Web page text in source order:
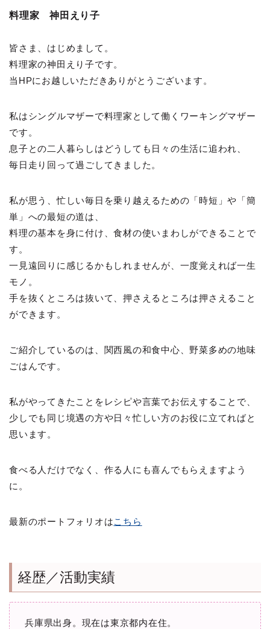
料理家 神田えり子
皆さま、はじめまして。
料理家の神田えり子です。
当HPにお越しいただきありがとうございます。
私はシングルマザーで料理家として働くワーキングマザー
です。
息子との二人暮らしはどうしても日々の生活に追われ、
毎日走り回って過ごしてきました。
私が思う、忙しい毎日を乗り越えるための「時短」や「簡
単」への最短の道は、
料理の基本を身に付け、食材の使いまわしができることで
す。
一見遠回りに感じるかもしれませんが、一度覚えれば一生
モノ。
手を抜くところは抜いて、押さえるところは押さえること
ができます。
ご紹介しているのは、関西風の和食中心、野菜多めの地味
ごはんです。
私がやってきたことをレシピや言葉でお伝えすることで、
少しでも同じ境遇の方や日々忙しい方のお役に立てればと
思います。
食べる人だけでなく、作る人にも喜んでもらえますよう
に。
最新のポートフォリオはこちら
経歴／活動実績
兵庫県出身。現在は東京都内在住。